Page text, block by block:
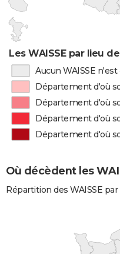
Les WAISSE par lieu
Aucun WAISSE
Département d'où
Département d'où
Département d'où
Département d'où
Où décèdent les
Répartition des WAISSE